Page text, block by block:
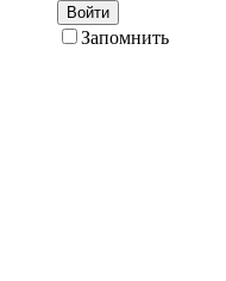
Войти
Запомнить